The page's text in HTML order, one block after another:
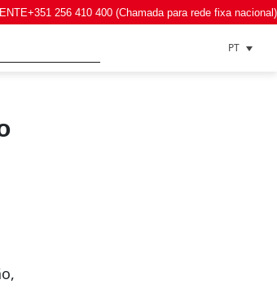
+351 256 410 400 (Chamada para rede fixa nacional)
PT